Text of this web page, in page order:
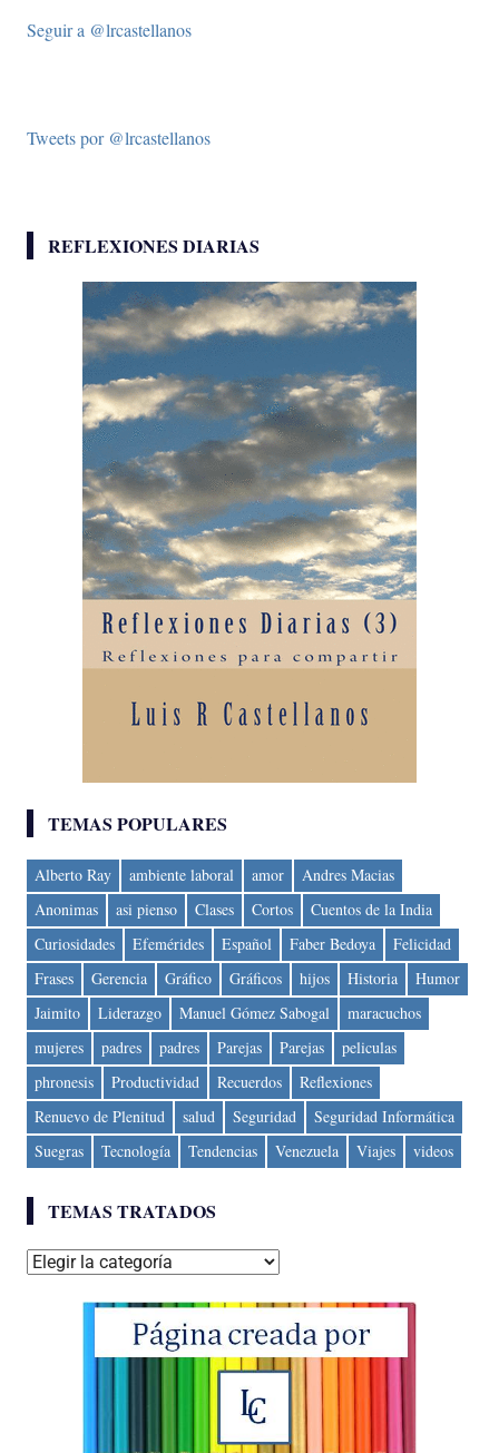
Seguir a @lrcastellanos
Tweets por @lrcastellanos
REFLEXIONES DIARIAS
TEMAS POPULARES
Alberto Ray ambiente laboral amor
Andres Macias
Anonimas
asi pienso Clases Cortos
Cuentos de la India
Curiosidades
Efemérides Español Faber Bedoya
Felicidad
Frases
Gerencia Gráfico Gráficos hijos Historia
Humor
Jaimito
Liderazgo Manuel Gómez Sabogal
maracuchos
mujeres
padres padres Parejas Parejas
peliculas
phronesis
Productividad Recuerdos
Reflexiones
Renuevo de Plenitud
salud Seguridad
Seguridad Informática
Suegras
Tecnología Tendencias Venezuela Viajes videos
TEMAS TRATADOS
Temas